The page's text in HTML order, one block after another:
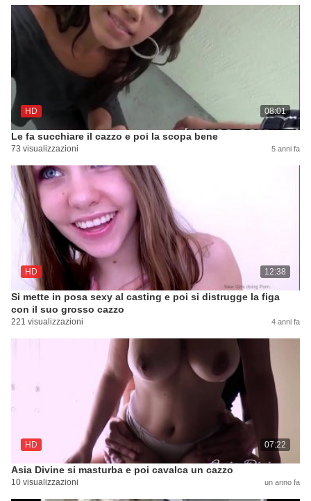
HD 08:01
Le fa succhiare il cazzo e poi la scopa bene
73 visualizzazioni 5 anni fa
HD 12:38
Si mette in posa sexy al casting e poi si distrugge la figa
con il suo grosso cazzo
221 visualizzazioni 4 anni fa
HD 07:22
Asia Divine si masturba e poi cavalca un cazzo
10 visualizzazioni un anno fa